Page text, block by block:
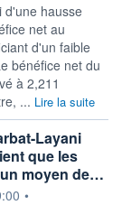
d'une hausse
net au
d'un faible
bénéfice ⁠net du
à 2,211
... Lire la suite
Layani
que les
moyen de…
•